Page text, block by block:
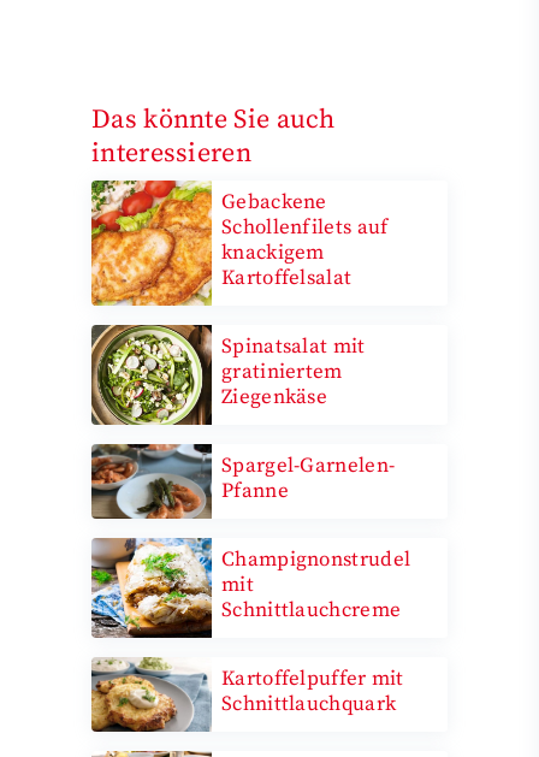
Das könnte Sie auch
interessieren
Gebackene
Schollenfilets auf
knackigem
Kartoffelsalat
Spinatsalat mit
gratiniertem
Ziegenkäse
Spargel-Garnelen-
Pfanne
Champignonstrudel
mit
Schnittlauchcreme
Kartoffelpuffer mit
Schnittlauchquark